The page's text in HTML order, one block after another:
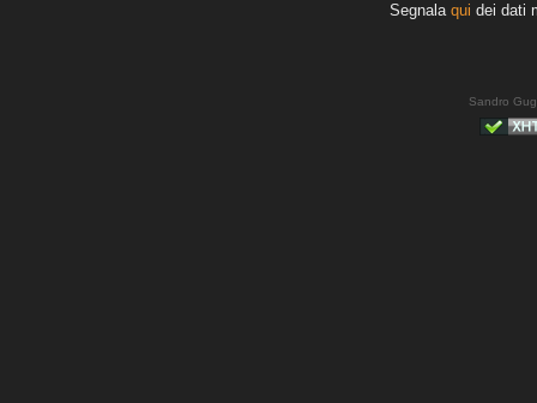
Segnala qui dei dati
Sandro